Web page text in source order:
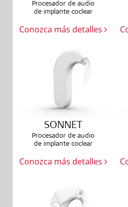
Procesador de audio
de implante coclear
Conozca más detalles
SONNET
Procesador de audio
de implante coclear
Conozca más detalles